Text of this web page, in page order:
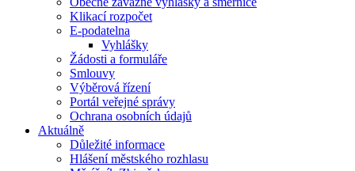
Klikací rozpočet
E-podatelna
Vyhlášky
Žádosti a formuláře
Smlouvy
Výběrová řízení
Portál veřejné správy
Ochrana osobních údajů
Aktuálně
Důležité informace
Hlášení městského rozhlasu